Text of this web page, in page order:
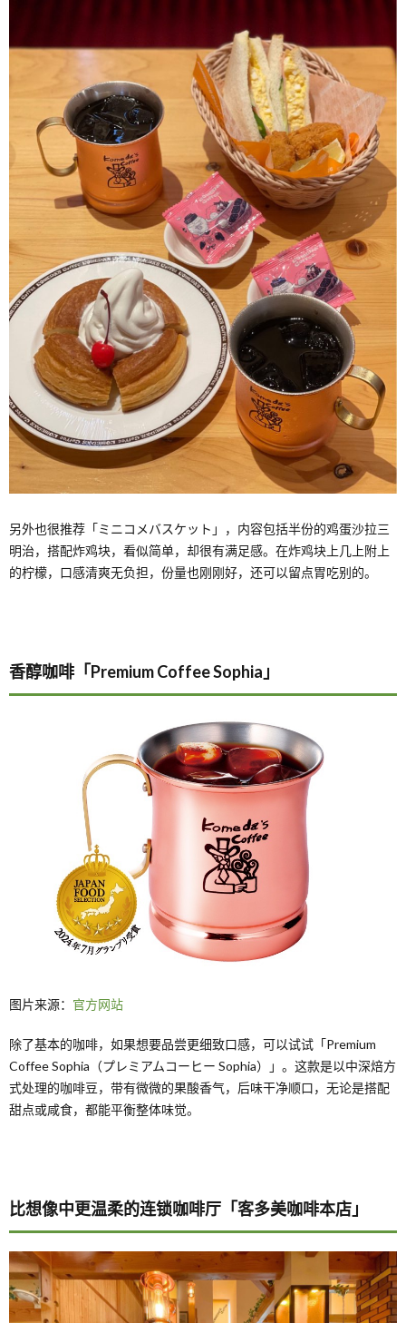
另外也很推荐「ミニコメバスケット」，内容包括半份的鸡蛋沙拉三
明治，搭配炸鸡块，看似简单，却很有满足感。在炸鸡块上几上附上
的柠檬，口感清爽无负担，份量也刚刚好，还可以留点胃吃别的。
香醇咖啡「Premium Coffee Sophia」
图片来源： 官方网站
除了基本的咖啡，如果想要品尝更细致口感，可以试试「Premium
Coffee Sophia（プレミアムコーヒー Sophia）」。这款是以中深焙方
式处理的咖啡豆，带有微微的果酸香气，后味干净顺口，无论是搭配
甜点或咸食，都能平衡整体味觉。
比想像中更温柔的连锁咖啡厅「客多美咖啡本店」